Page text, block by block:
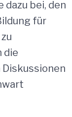
bei, den
für
die